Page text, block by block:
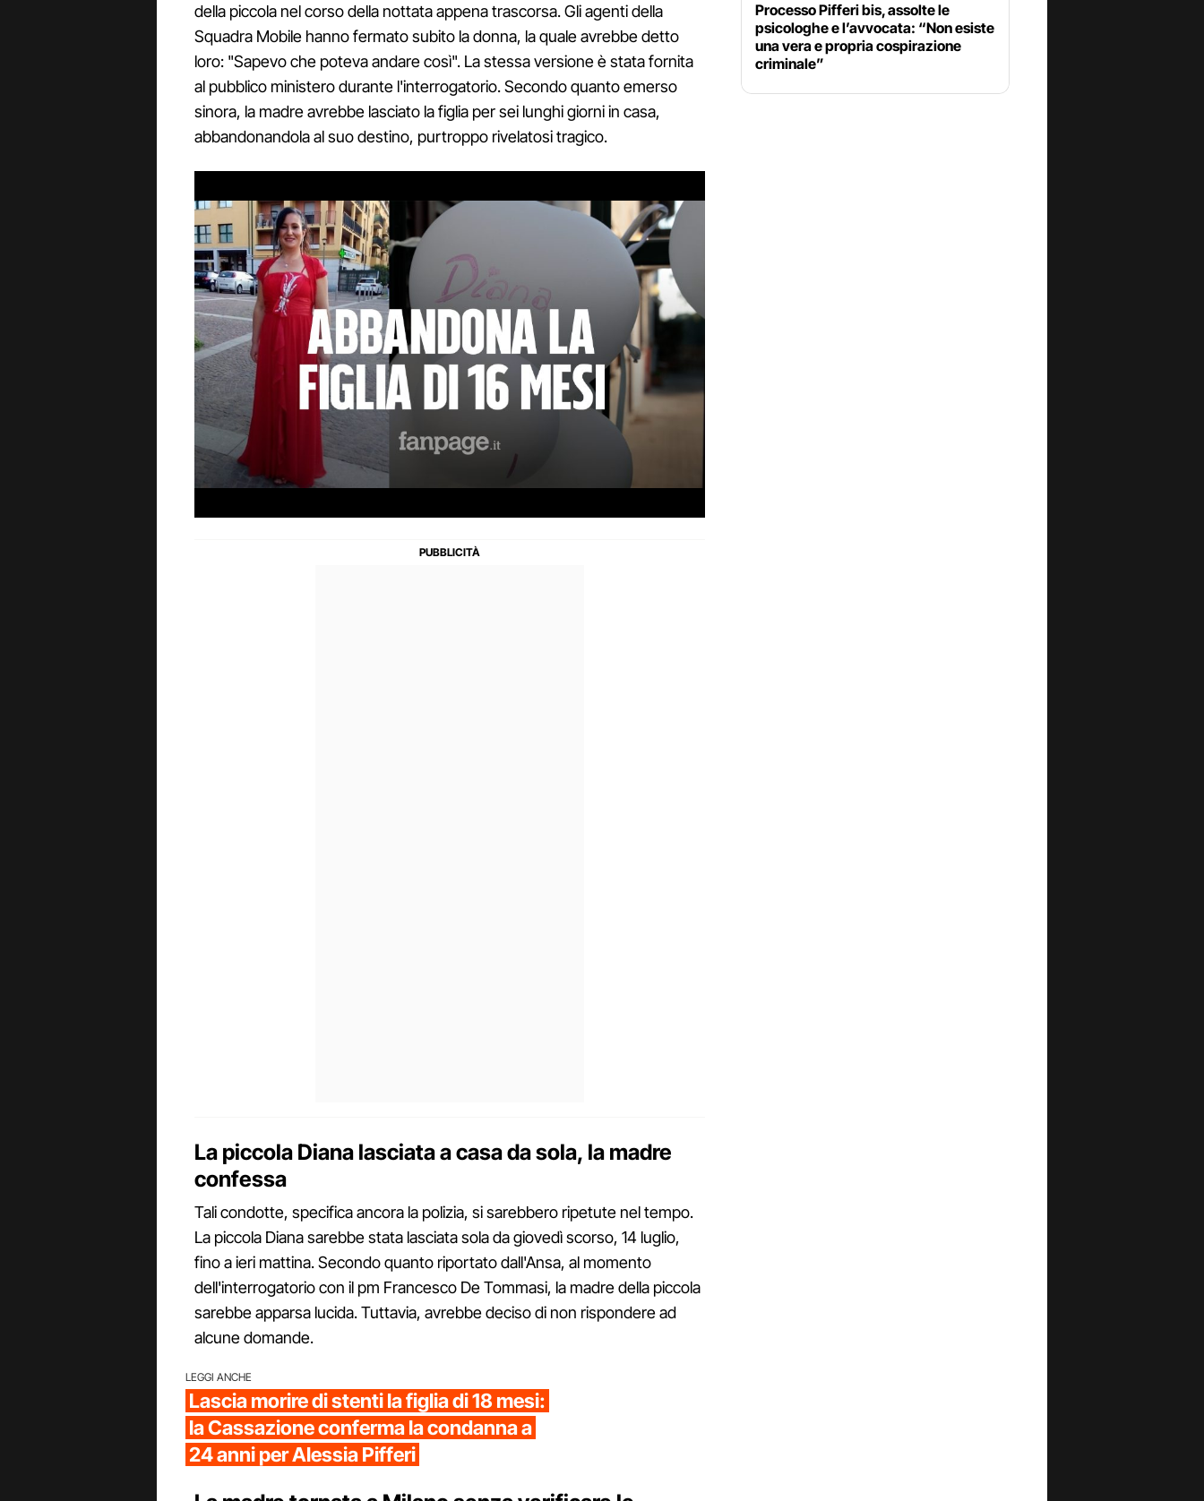
della piccola nel corso della nottata appena trascorsa. Gli agenti della
Squadra Mobile hanno fermato subito la donna, la quale avrebbe detto
loro: "Sapevo che poteva andare così". La stessa versione è stata fornita
al pubblico ministero durante l'interrogatorio. Secondo quanto emerso
sinora, la madre avrebbe lasciato la figlia per sei lunghi giorni in casa,
abbandonandola al suo destino, purtroppo rivelatosi tragico.
La piccola Diana lasciata a casa da sola, la madre
confessa
Tali condotte, specifica ancora la polizia, si sarebbero ripetute nel tempo.
La piccola Diana sarebbe stata lasciata sola da giovedì scorso, 14 luglio,
fino a ieri mattina. Secondo quanto riportato dall'Ansa, al momento
dell'interrogatorio con il pm Francesco De Tommasi, la madre della piccola
sarebbe apparsa lucida. Tuttavia, avrebbe deciso di non rispondere ad
alcune domande.
LEGGI ANCHE
Lascia morire di stenti la figlia di 18 mesi:
la Cassazione conferma la condanna a
24 anni per Alessia Pifferi
Processo Pifferi bis, assolte le
psicologhe e l’avvocata: “Non esiste
una vera e propria cospirazione
criminale”